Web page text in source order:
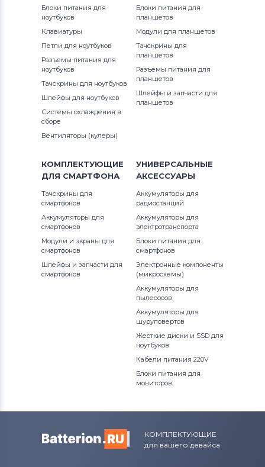
Блоки питания для
ноутбуков
Клавиатуры
Петли для ноутбуков
Разъемы питания для
ноутбуков
Тачскрины для ноутбуков
Шлейфы для ноутбуков
Системы охлаждения в
сборе
Вентиляторы (кулеры)
Блоки питания для
планшетов
Модули для планшетов
Тачскрины для
планшетов
Разъемы питания для
планшетов
Шлейфы и запчасти для
планшетов
КОМПЛЕКТУЮЩИЕ
ДЛЯ СМАРТФОНА
Тачскрины для
смартфонов
Аккумуляторы для
смартфонов
Модули и экраны для
смартфонов
Шлейфы и запчасти для
смартфонов
УНИВЕРСАЛЬНЫЕ
АКСЕССУАРЫ
Аккумуляторы для
радиостанций
Аккумуляторы для
электротранспорта
Блоки питания для
смартфонов
Электронные компоненты
(микросхемы)
Аккумуляторы для
пылесосов
Аккумуляторы для
шуруповертов
Жесткие диски и SSD для
ноутбуков
Кабели питания 220V
Блоки питания для
мониторов
КОМПЛЕКТУЮЩИЕ
для вашего девайса